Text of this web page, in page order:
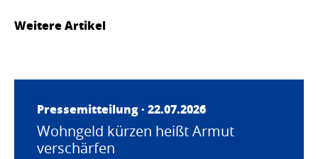
Weitere Artikel
Pressemitteilung · 22.07.2026
Wohngeld kürzen heißt Armut
verschärfen